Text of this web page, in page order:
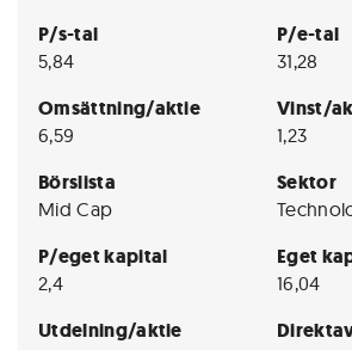
P/s-tal
5,84
P/e-tal
31,28
Omsättning/aktie
6,59
Vinst/
1,23
Börslista
Mid Cap
Sektor
P/eget kapital
2,4
Eget
16,04
Utdelning/aktie